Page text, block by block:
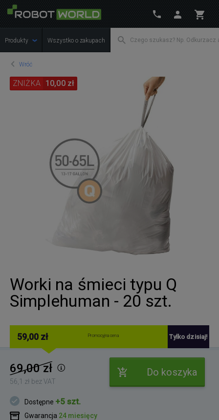
Produkty Wszystko o zakupach
Wróć
ZNIŻKA 10,00 zł
Worki na śmieci typu Q
Simplehuman - 20 szt.
59,00 zł Promocyjna cena Tylko dzisiaj!
69,00 zł
56,1 zł bez VAT
Do koszyka
Dostępne +5 szt.
Gwarancja 24 miesięcy